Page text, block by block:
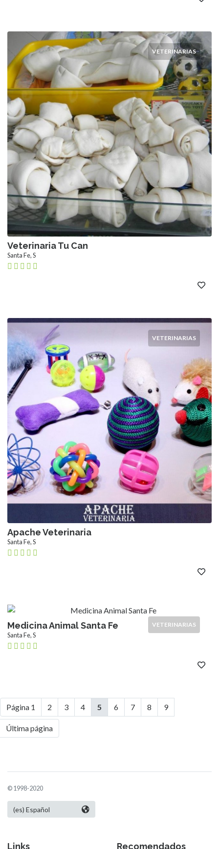
VETERINARIAS
Veterinaria Tu Can
Santa Fe, S
VETERINARIAS
Apache Veterinaria
Santa Fe, S
VETERINARIAS
Medicina Animal Santa Fe
Santa Fe, S
Página 1 2 3 4 5 6 7 8 9
Última página
© 1998-2020
Links Recomendados